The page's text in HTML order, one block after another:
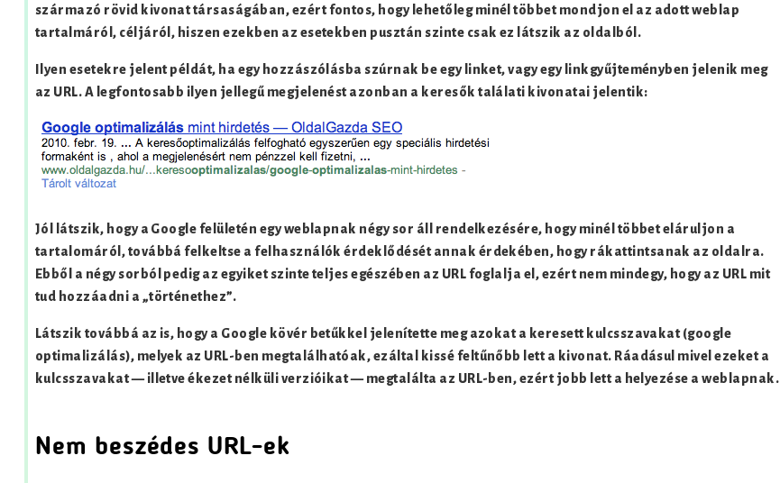
származó rövid kivonat társaságában, ezért fontos, hogy lehetőleg minél többet mondjon el az adott weblap
tartalmáról, céljáról, hiszen ezekben az esetekben pusztán szinte csak ez látszik az oldalból.
Ilyen esetekre jelent példát, ha egy hozzászólásba szúrnak be egy linket, vagy egy linkgyűjteményben jelenik meg
az URL. A legfontosabb ilyen jellegű megjelenést azonban a keresők találati kivonatai jelentik:
Jól látszik, hogy a Google felületén egy weblapnak négy sor áll rendelkezésére, hogy minél többet eláruljon a
tartalomáról, továbbá felkeltse a felhasználók érdeklődését annak érdekében, hogy rákattintsanak az oldalra.
Ebből a négy sorból pedig az egyiket szinte teljes egészében az URL foglalja el, ezért nem mindegy, hogy az URL mit
tud hozzáadni a „történethez”.
Látszik továbbá az is, hogy a Google kövér betűkkel jelenítette meg azokat a keresett kulcsszavakat (google
optimalizálás), melyek az URL-ben megtalálhatóak, ezáltal kissé feltűnőbb lett a kivonat. Ráadásul mivel ezeket a
kulcsszavakat — illetve ékezet nélküli verzióikat — megtalálta az URL-ben, ezért jobb lett a helyezése a weblapnak.
Nem beszédes URL-ek